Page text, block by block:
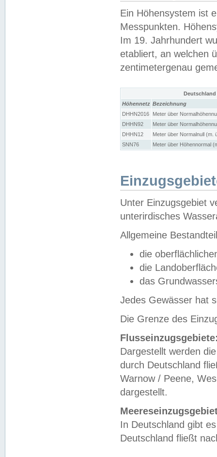
Ein Höhensystem ist
Messpunkten.
Im 19. Jahrhundert
etabliert, an welchen
zentimetergenau
Höhennetz Bezeichnung
DHHN2016
Meter über
DHHN92
Meter über
DHHN12
Meter über Normalnull (m.
SNN76
Meter über Höhennormal
Unter Einzugsgebiet
unterirdisches
Allgemeine
die
die
das
Jedes Gewässer hat
Die Grenze des
Dargestellt werden
durch Deutschland
Warnow / Peene,
dargestellt.
In Deutschland gibt
Deutschland fließt